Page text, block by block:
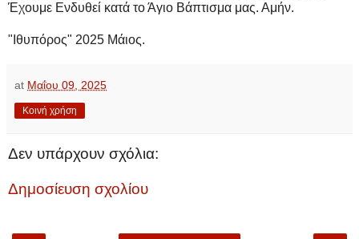
Έχουμε Ενδυθεί κατά το Άγιο Βάπτισμα μας. Αμήν.
"Ιθυπόρος" 2025 Μάιος.
at Μαΐου 09, 2025
Κοινή χρήση
Δεν υπάρχουν σχόλια:
Δημοσίευση σχολίου